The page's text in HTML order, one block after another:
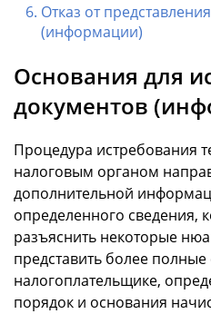
Отказ от
(информации)
Основания для
документов
Процедура истребования
налоговым органом
дополнительной
определенного сведения,
разъяснить некоторые
представить более полные
налогоплательщике,
порядок и основания